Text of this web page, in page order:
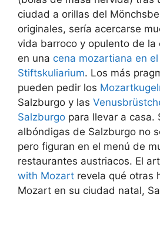
ciudad a orillas del
originales, sería acercarse
vida barroco y opulento de
en una cena mozartiana en
Stiftskuliarium. Los más
pueden pedir los
Salzburgo y las
Salzburgo para llevar a casa.
albóndigas de Salzburgo no
pero figuran en el menú de
restaurantes austriacos. El
with Mozart revela qué otras
Mozart en su ciudad natal,